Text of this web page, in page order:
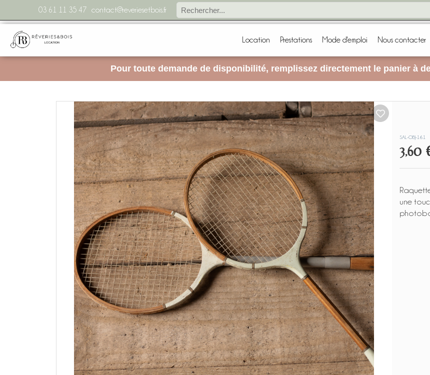
03 61 11 35 47 contact@reveriesetbois.fr
Location Prestations Mode d'emploi Nous contacter
Pour toute demande de disponibilité, remplissez directement le panier à
SAL-OBJ-161
3,60
une